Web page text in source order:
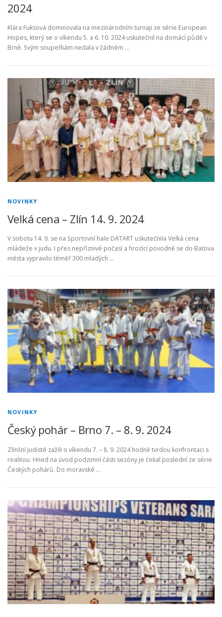
2024
Klára Fuksová dominovala na mezinárodním turnaji ze série European
Hopes, který se o víkendu 5. a 6. 10. 2024 uskutečnil na domácí půdě v
Brně. Svým soupeřkám nedala v žádném …
NOVINKY
Velká cena – Zlín 14. 9. 2024
V sobotu 14. 9. se na Sportovní hale DATART uskutečnila Velká cena
mládeže v judu. I přes nepříznivé počasí a hrozící povodně se do Baťova
města vypravilo téměř 300 mladých …
NOVINKY
Český pohár – Brno 7. – 8. 9. 2024
Zlínšní judisté zažili o víkendu 7. – 8. 9. 2024 hodně tvrdou konfrontaci s
realitou. Hned na úvod podzimní části sezóny je čekal poslední ze série
Českých pohárů. Do moravské …